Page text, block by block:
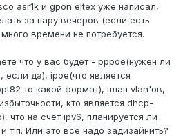
asr1k и gpon eltex уже написал,
за пару вечеров (если есть
времени не потребуется.
что у вас будет - pppoe(нужен ли
да), ipoe(что является
то какой формат), план vlan'ов,
кто является dhcp-
что на счёт ipv6, планируется ли
т.п. Или это всё надо задизайнить?